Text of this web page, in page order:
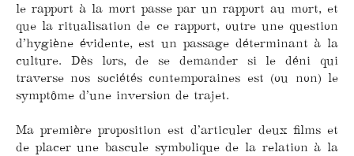
le rapport à la mort passe par un rapport au mort, et
que la ritualisation de ce rapport, outre une question
d’hygiène évidente, est un passage déterminant à la
culture. Dès lors, de se demander si le déni qui
traverse nos sociétés contemporaines est (ou non) le
symptôme d’une inversion de trajet.
Ma première proposition est d’articuler deux films et
de placer une bascule symbolique de la relation à la